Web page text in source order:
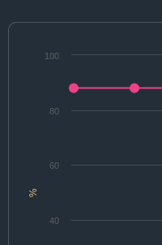
%
40
60
80
100